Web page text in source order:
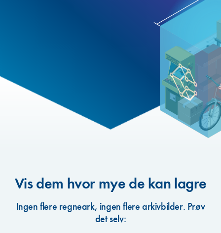
Vis dem hvor mye de kan lagre
Ingen flere regneark, ingen flere arkivbilder. Prøv
det selv: